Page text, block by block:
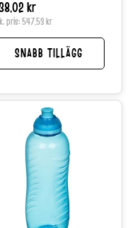
kr
pris: 547,53 kr
SNABB TILLÄGG